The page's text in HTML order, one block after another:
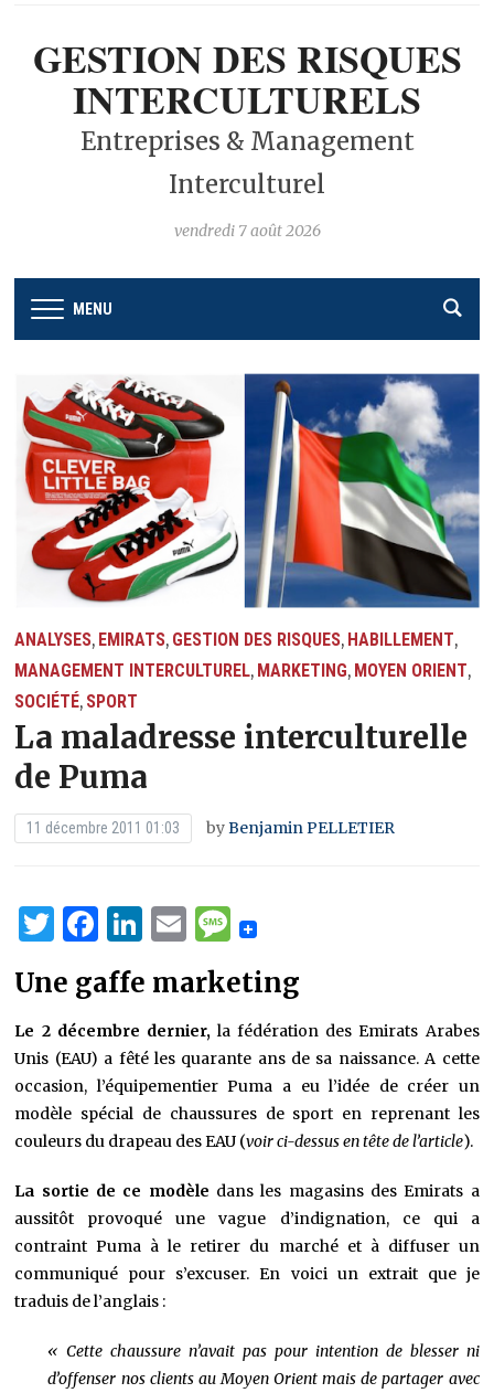
GESTION DES RISQUES
INTERCULTURELS
Entreprises & Management
Interculturel
vendredi 7 août 2026
MENU
ANALYSES, EMIRATS, GESTION DES RISQUES, HABILLEMENT,
MANAGEMENT INTERCULTUREL, MARKETING, MOYEN ORIENT,
SOCIÉTÉ, SPORT
La maladresse interculturelle
de Puma
11 décembre 2011 01:03 byBenjamin PELLETIER
Twitter
Facebook
LinkedIn
EmailMessage
Une gaffe marketing
Le 2 décembre dernier,la fédération des Emirats Arabes
Unis (EAU) a fêté les quarante ans de sa naissance. A cette
occasion, l’équipementier Puma a eu l’idée de créer un
modèle spécial de chaussures de sport en reprenant les
couleurs du drapeau des EAU (voir ci-dessus en tête de l’article).
La sortie de ce modèle dans les magasins des Emirats a
aussitôt provoqué une vague d’indignation, ce qui a
contraint Puma à le retirer du marché et à diffuser un
communiqué pour s’excuser. En voici un extrait que je
traduis de l’anglais :
« Cette chaussure n’avait pas pour intention de blesser ni
d’offenser nos clients au Moyen Orient mais de partager avec